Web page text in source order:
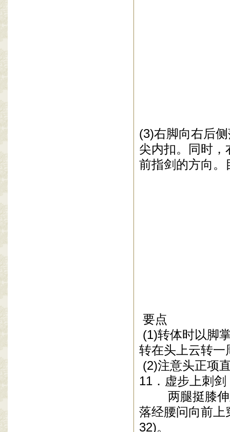
(3)右脚向右后
尖内扣。同时，
前指剑的方向。
要点
(1)转体时以脚
转在头上云转一
(2)注意头正项
11 ．虚步上刺
两腿挺膝伸直
落经腰问向前上
32)。